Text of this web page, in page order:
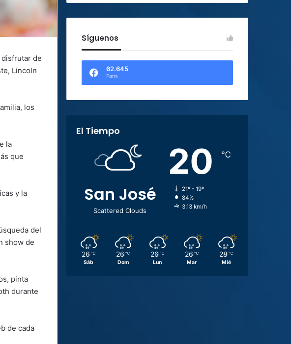
disfrutar de
Lincoln
los
la
que
y la
del
show de
pinta
durante
de cada
Síguenos
62.645
Fans
El Tiempo
San José
Scattered Clouds
20 ℃
21º - 19º
84%
3.13 km/h
26 ℃
Sáb
26 ℃
Dom
26 ℃
Lun
26 ℃
Mar
28 ℃
Mié